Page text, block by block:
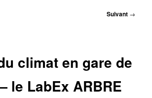
Suivant →
climat en gare de
le LabEx ARBRE